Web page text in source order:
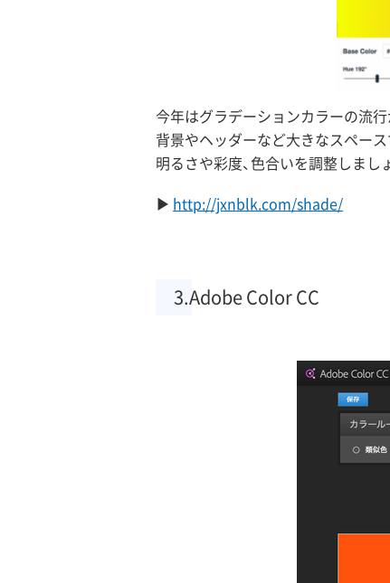
今年はグラデーションカラーの流
背景やヘッダーなど大きなスペー
明るさや彩度、色合いを調整しまし
http://jxnblk.com/shade/
3.Adobe Color CC